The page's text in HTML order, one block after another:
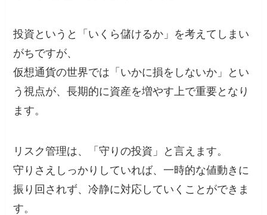
投資というと「いくら儲けるか」を考えてしまい
がちですが、
仮想通貨の世界では「いかに損をしないか」とい
う視点が、長期的に資産を増やす上で重要となり
ます。
リスク管理は、「守りの投資」と言えます。
守りさえしっかりしていれば、一時的な値動きに
振り回されず、冷静に対応していくことができま
す。